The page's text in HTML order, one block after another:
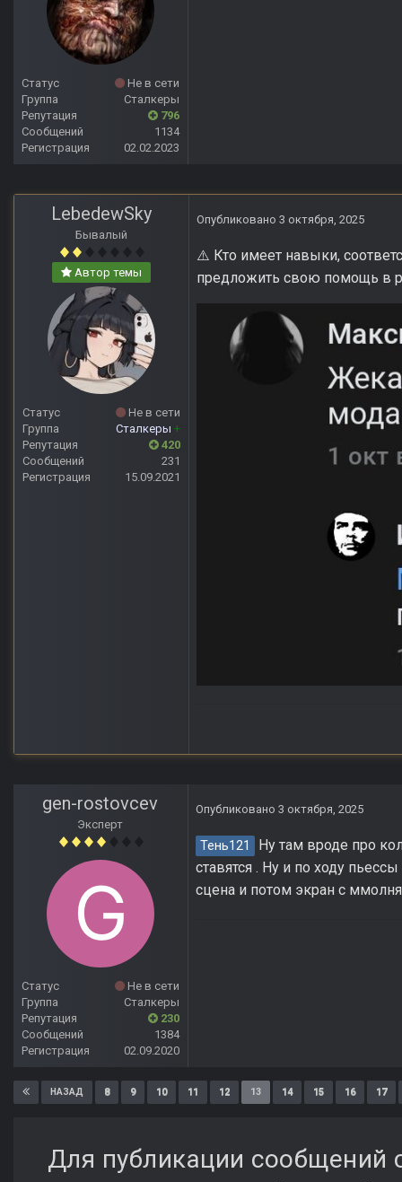
Статус
Не в сети
Группа
Сталкеры
Репутация
796
Сообщений
1134
Регистрация
02.02.2023
LebedewSky
Бывалый
Автор темы
Статус
Не в сети
Группа
Сталкеры +
Репутация
420
Сообщений
231
Регистрация
15.09.2021
Опубликовано 3 октября, 2025
⚠️ Кто имеет навыки,
предложить свою помощь в
gen-rostovcev
Эксперт
Статус
Не в сети
Группа
Сталкеры
Репутация
230
Сообщений
1384
Регистрация
02.09.2020
Опубликовано 3 октября, 2025
Тень121
Ну там вроде про
ставятся . Ну и по ходу
сцена и потом экран с
НАЗАД 8 9 10 11 12 13 14 15 16 17
Для публикации сообщений